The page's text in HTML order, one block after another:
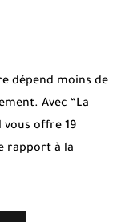
dépend moins de
Avec “La
vous offre 19
rapport à la
de la